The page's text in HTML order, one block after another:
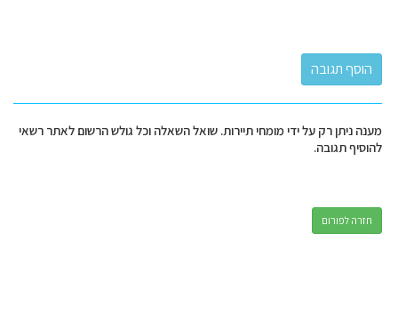
מענה ניתן רק על ידי מומחי תיירות. שואל השאלה וכל גולש הרשום לאתר רשאי
להוסיף תגובה.
חזרה לפורום